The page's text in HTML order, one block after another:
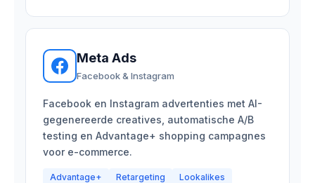
Meta Ads
Facebook & Instagram
Facebook en Instagram advertenties met AI-
gegenereerde creatives, automatische A/B
testing en Advantage+ shopping campagnes
voor e-commerce.
Advantage+ Retargeting Lookalikes